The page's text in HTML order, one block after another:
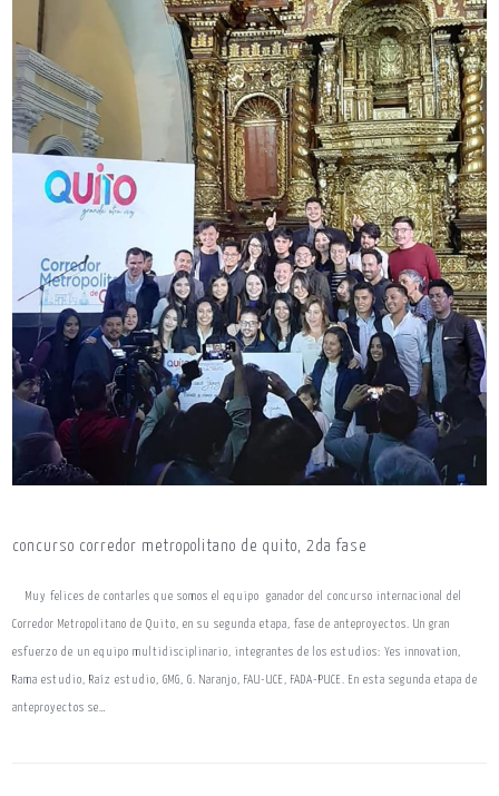
concurso corredor metropolitano de quito, 2da fase
Muy felices de contarles que somos el equipo ganador del concurso internacional del
Corredor Metropolitano de Quito, en su segunda etapa, fase de anteproyectos. Un gran
esfuerzo de un equipo multidisciplinario, integrantes de los estudios: Yes innovation,
Rama estudio, Raíz estudio, GMG, G. Naranjo, FAU-UCE, FADA-PUCE. En esta segunda etapa de
anteproyectos se…